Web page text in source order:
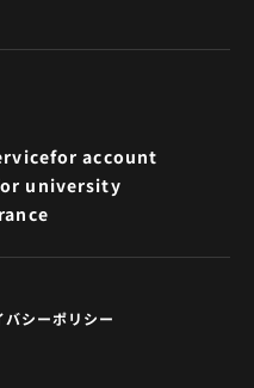
for account
university
バシーポリシー